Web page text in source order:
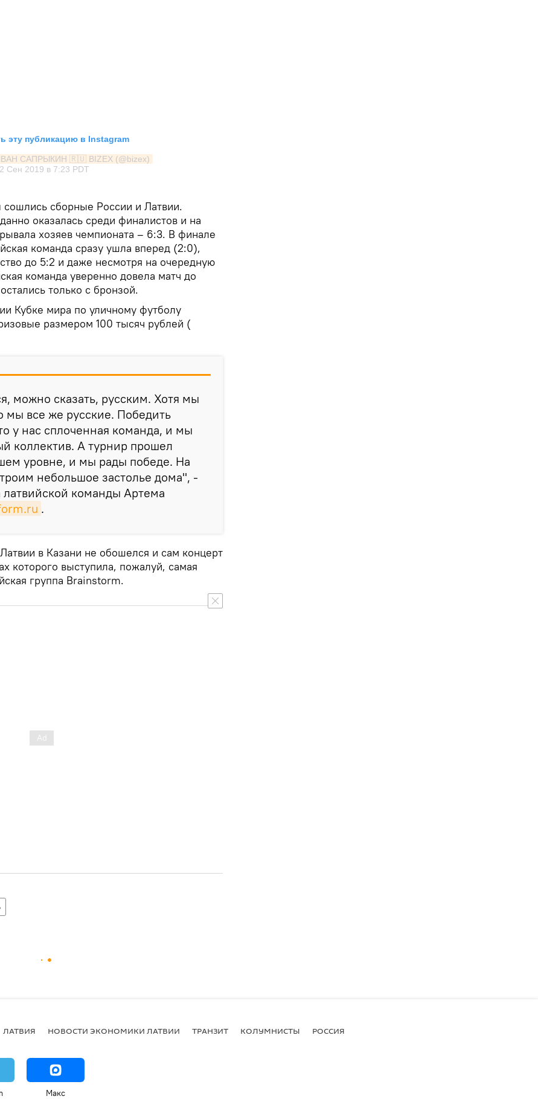
эту публикацию в Instagram
САПРЫКИН 🇷🇺 BIZEX (@bizex)
Сен 2019 в 7:23 PDT
сборные России и Латвии.
оказалась среди финалистов и на
хозяев чемпионата – 6:3. В финале
команда сразу ушла вперед (2:0),
до 5:2 и даже несмотря на очередную
команда уверенно довела матч до
только с бронзой.
Кубке мира по уличному футболу
размером 100 тысяч рублей (
можно сказать, русским. Хотя мы
мы все же русские. Победить
у нас сплоченная команда, и мы
коллектив. А турнир прошел
уровне, и мы рады победе. На
небольшое застолье дома", -
латвийской команды Артема
.
в Казани не обошелся и сам концерт
которого выступила, пожалуй, самая
группа Brainstorm.
ЛАТВИЯ НОВОСТИ ЭКОНОМИКИ ЛАТВИИ ТРАНЗИТ КОЛУМНИСТЫ РОССИЯ
Макс